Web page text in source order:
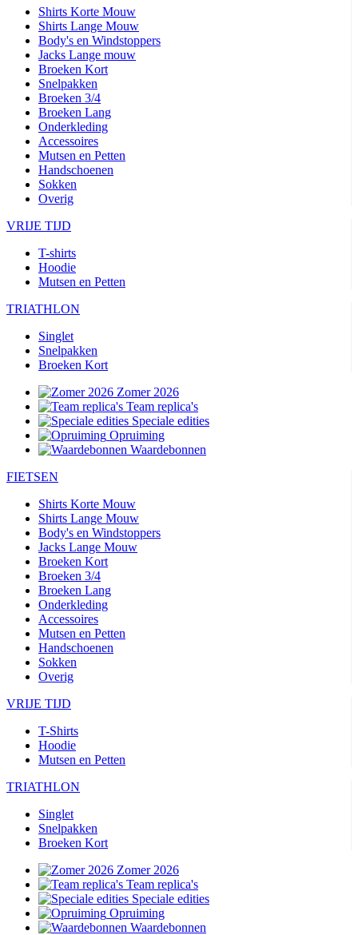
Shirts Korte Mouw
Shirts Lange Mouw
Body's en Windstoppers
Jacks Lange mouw
Broeken Kort
Snelpakken
Broeken 3/4
Broeken Lang
Onderkleding
Accessoires
Mutsen en Petten
Handschoenen
Sokken
Overig
VRIJE TIJD
T-shirts
Hoodie
Mutsen en Petten
TRIATHLON
Singlet
Snelpakken
Broeken Kort
Zomer 2026
Team replica's
Speciale edities
Opruiming
Waardebonnen
FIETSEN
Shirts Korte Mouw
Shirts Lange Mouw
Body's en Windstoppers
Jacks Lange Mouw
Broeken Kort
Broeken 3/4
Broeken Lang
Onderkleding
Accessoires
Mutsen en Petten
Handschoenen
Sokken
Overig
VRIJE TIJD
T-Shirts
Hoodie
Mutsen en Petten
TRIATHLON
Singlet
Snelpakken
Broeken Kort
Zomer 2026
Team replica's
Speciale edities
Opruiming
Waardebonnen